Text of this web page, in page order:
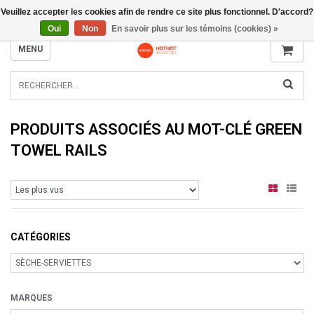
INFO@RADIATORS.SHOP
MENU
PRODUITS ASSOCIÉS AU MOT-CLÉ GREEN
TOWEL RAILS
CATÉGORIES
MARQUES
Veuillez accepter les cookies afin de rendre ce site plus fonctionnel. D'accord?
Oui
Non En savoir plus sur les témoins (cookies) »